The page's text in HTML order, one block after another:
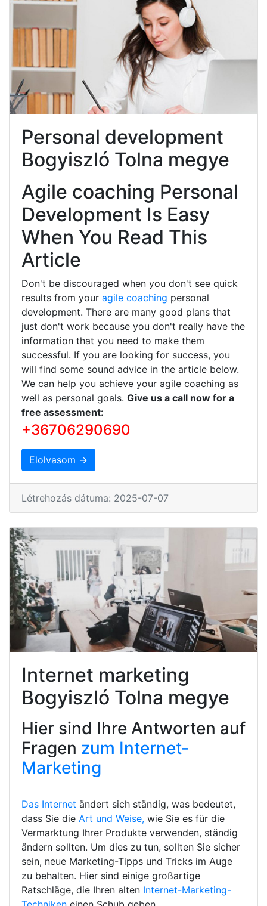
Personal development
Bogyiszló Tolna megye
Agile coaching Personal
Development Is Easy
When You Read This
Article
Don't be discouraged when you don't see quick
results from your agile coaching personal
development. There are many good plans that
just don't work because you don't really have the
information that you need to make them
successful. If you are looking for success, you
will find some sound advice in the article below.
We can help you achieve your agile coaching as
well as personal goals. Give us a call now for a
free assessment:
+36706290690
Elolvasom →
Létrehozás dátuma: 2025-07-07
Internet marketing
Bogyiszló Tolna megye
Hier sind Ihre Antworten auf
Fragen zum Internet-
Marketing
Das Internet ändert sich ständig, was bedeutet,
dass Sie die Art und Weise, wie Sie es für die
Vermarktung Ihrer Produkte verwenden, ständig
ändern sollten. Um dies zu tun, sollten Sie sicher
sein, neue Marketing-Tipps und Tricks im Auge
zu behalten. Hier sind einige großartige
Ratschläge, die Ihren alten Internet-Marketing-